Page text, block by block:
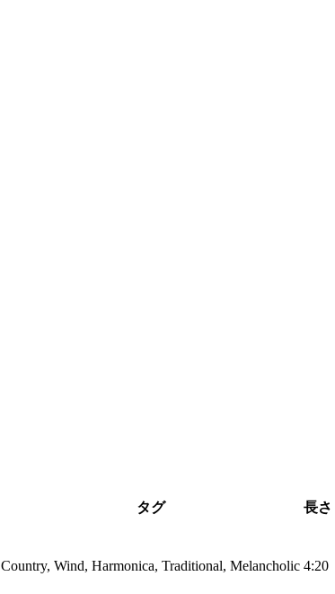
タグ 長さ
Country, Wind, Harmonica, Traditional, Melancholic 4:20